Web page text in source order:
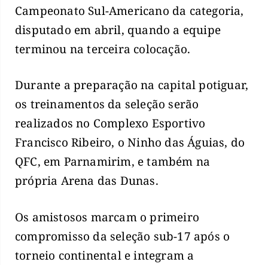
Campeonato Sul-Americano da categoria,
disputado em abril, quando a equipe
terminou na terceira colocação.
Durante a preparação na capital potiguar,
os treinamentos da seleção serão
realizados no Complexo Esportivo
Francisco Ribeiro, o Ninho das Águias, do
QFC, em Parnamirim, e também na
própria Arena das Dunas.
Os amistosos marcam o primeiro
compromisso da seleção sub-17 após o
torneio continental e integram a